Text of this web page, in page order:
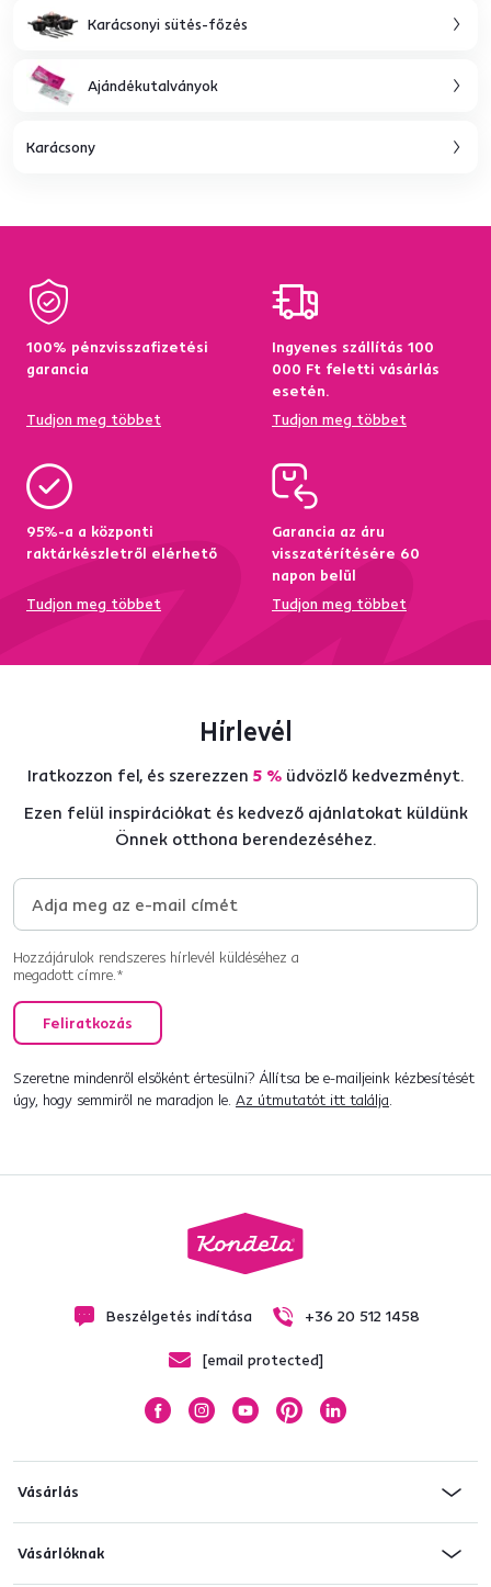
Karácsonyi sütés-főzés
Ajándékutalványok
Karácsony
100% pénzvisszafizetési
garancia
Tudjon meg többet
Ingyenes szállítás 100
000 Ft feletti vásárlás
esetén.
Tudjon meg többet
95%-a a központi
raktárkészletről elérhető
Tudjon meg többet
Garancia az áru
visszatérítésére 60
napon belül
Tudjon meg többet
Hírlevél
Iratkozzon fel, és szerezzen 5 %üdvözlő kedvezményt.
Ezen felül inspirációkat és kedvező ajánlatokat küldünk
Önnek otthona berendezéséhez.
Hozzájárulok rendszeres hírlevél küldéséhez a
megadott címre.*
Feliratkozás
Szeretne mindenről elsőként értesülni? Állítsa be e-mailjeink kézbesítését
úgy, hogy semmiről ne maradjon le. Az útmutatót itt találja.
Beszélgetés indítása +36 20 512 1458
[email protected]
Vásárlás
Vásárlóknak